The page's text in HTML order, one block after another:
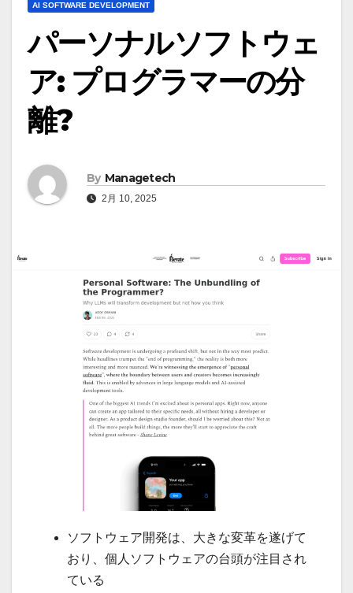
AI SOFTWARE DEVELOPMENT
パーソナルソフトウェ
ア: プログラマーの分
離?
By Managetech
2月 10, 2025
ソフトウェア開発は、大きな変革を遂げて
おり、個人ソフトウェアの台頭が注目され
ている